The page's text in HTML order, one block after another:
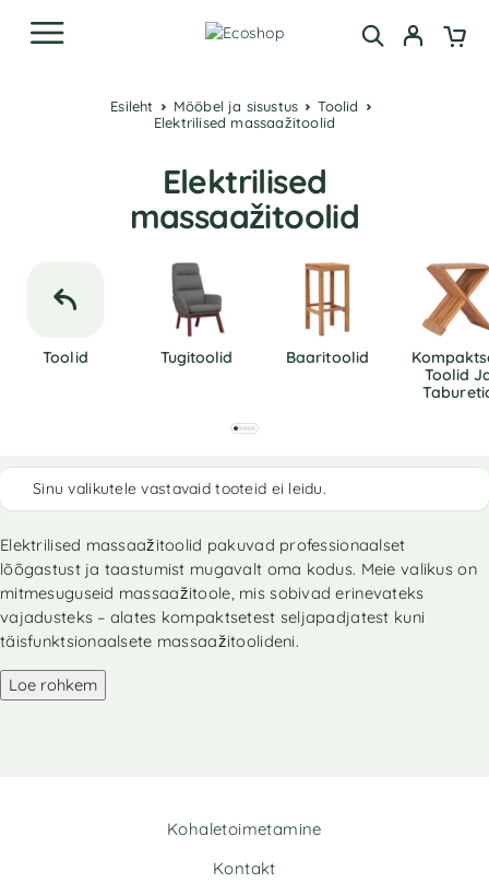
Esileht Mööbel ja sisustus
Toolid
Elektrilised massaažitoolid
Elektrilised
massaažitoolid
Toolid Tugitoolid Baaritoolid
Toolid
Sinu valikutele vastavaid tooteid ei leidu.
Elektrilised massaažitoolid pakuvad professionaalset
lõõgastust ja taastumist mugavalt oma kodus. Meie valikus on
mitmesuguseid massaažitoole, mis sobivad erinevateks
vajadusteks – alates kompaktsetest seljapadjatest kuni
täisfunktsionaalsete massaažitoolideni.
Loe rohkem
Kohaletoimetamine
Kontakt